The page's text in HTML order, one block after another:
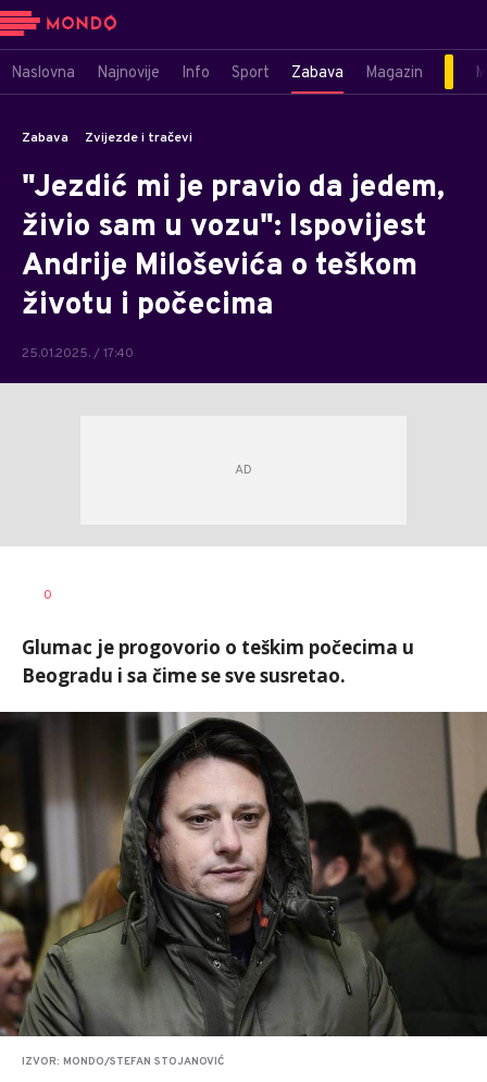
Naslovna Najnovije Info Sport Zabava Magazin
Zabava Zvijezde i tračevi
"Jezdić mi je pravio da jedem,
živio sam u vozu": Ispovijest
Andrije Miloševića o teškom
životu i počecima
25.01.2025. / 17:40
0
Glumac je progovorio o teškim počecima u
Beogradu i sa čime se sve susretao.
IZVOR: MONDO/STEFAN STOJANOVIĆ